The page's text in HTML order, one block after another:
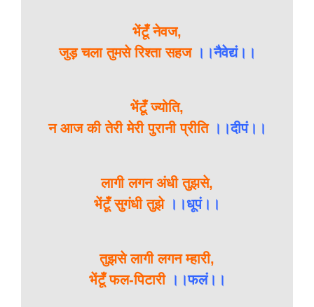
भेंटूँ नेवज,
जुड़ चला तुमसे रिश्ता सहज ।।नैवेद्यं।।
भेंटूँ ज्योति,
न आज की तेरी मेरी पुरानी प्रीति ।।दीपं।।
लागी लगन अंधी तुझसे,
भेंटूँ सुगंधी तुझे ।।धूपं।।
तुझसे लागी लगन म्हारी,
भेंटूँ फल-पिटारी ।।फलं।।